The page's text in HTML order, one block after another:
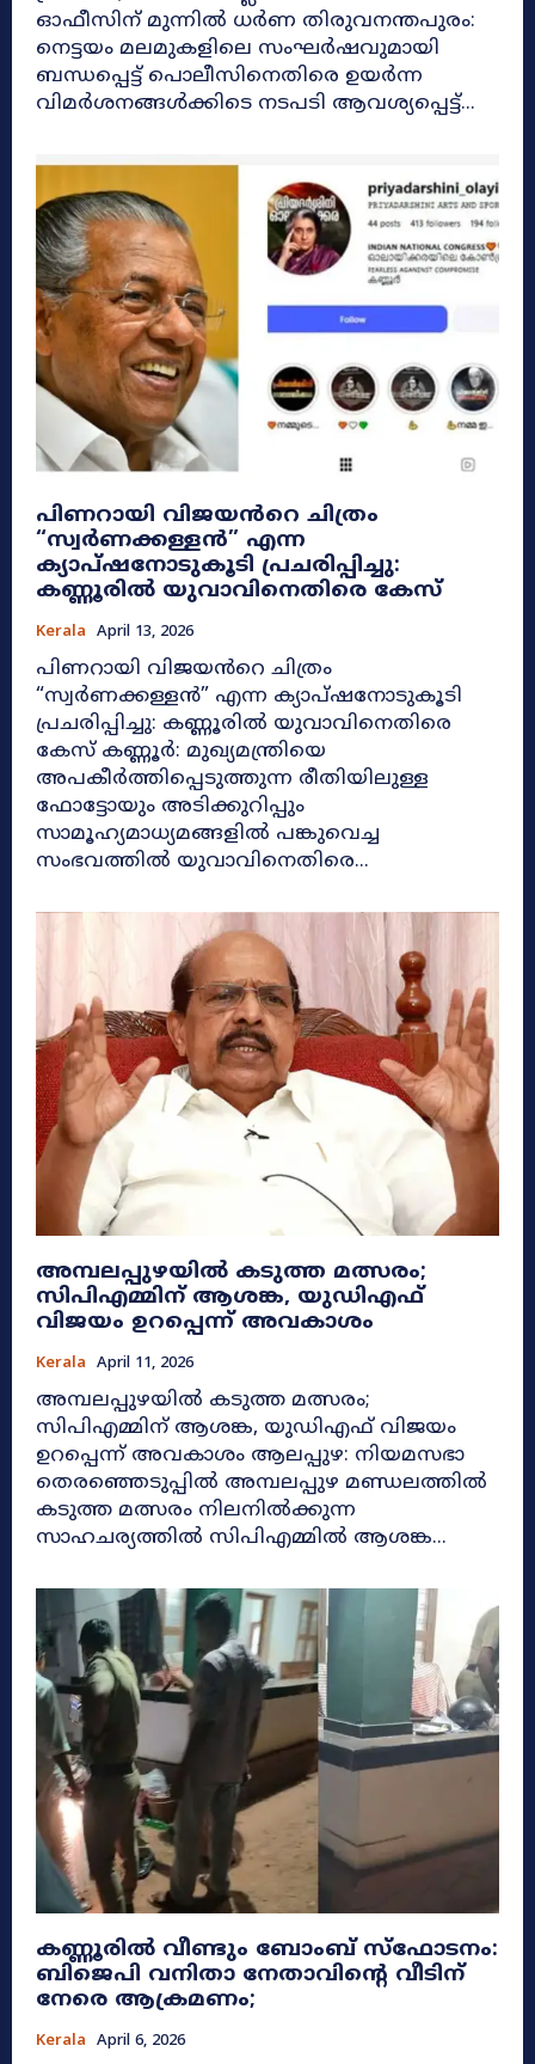
ഓഫീസിന് മുന്നിൽ ധർണ തിരുവനന്തപുരം:
നെട്ടയം മലമുകളിലെ സംഘർഷവുമായി
ബന്ധപ്പെട്ട് പൊലീസിനെതിരെ ഉയർന്ന
വിമർശനങ്ങൾക്കിടെ നടപടി ആവശ്യപ്പെട്ട്...
പിണറായി വിജയൻറെ ചിത്രം
“സ്വർണക്കള്ളൻ” എന്ന
ക്യാപ്ഷനോടുകൂടി പ്രചരിപ്പിച്ചു:
കണ്ണൂരിൽ യുവാവിനെതിരെ കേസ്
Kerala April 13, 2026
പിണറായി വിജയൻറെ ചിത്രം
“സ്വർണക്കള്ളൻ” എന്ന ക്യാപ്ഷനോടുകൂടി
പ്രചരിപ്പിച്ചു: കണ്ണൂരിൽ യുവാവിനെതിരെ
കേസ് കണ്ണൂർ: മുഖ്യമന്ത്രിയെ
അപകീർത്തിപ്പെടുത്തുന്ന രീതിയിലുള്ള
ഫോട്ടോയും അടിക്കുറിപ്പും
സാമൂഹ്യമാധ്യമങ്ങളിൽ പങ്കുവെച്ച
സംഭവത്തിൽ യുവാവിനെതിരെ...
അമ്പലപ്പുഴയിൽ കടുത്ത മത്സരം;
സിപിഎമ്മിന് ആശങ്ക, യുഡിഎഫ്
വിജയം ഉറപ്പെന്ന് അവകാശം
Kerala April 11, 2026
അമ്പലപ്പുഴയിൽ കടുത്ത മത്സരം;
സിപിഎമ്മിന് ആശങ്ക, യുഡിഎഫ് വിജയം
ഉറപ്പെന്ന് അവകാശം ആലപ്പുഴ: നിയമസഭാ
തെരഞ്ഞെടുപ്പിൽ അമ്പലപ്പുഴ മണ്ഡലത്തിൽ
കടുത്ത മത്സരം നിലനിൽക്കുന്ന
സാഹചര്യത്തിൽ സിപിഎമ്മിൽ ആശങ്ക...
കണ്ണൂരിൽ വീണ്ടും ബോംബ് സ്‌ഫോടനം:
ബിജെപി വനിതാ നേതാവിന്റെ വീടിന്
നേരെ ആക്രമണം;
Kerala April 6, 2026